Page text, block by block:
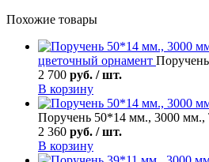
Похожие товары
цветочный орнамент
2 700 руб. / шт.
В корзину
Поручень 50*14 мм., 3000 мм.,
2 360 руб. / шт.
В корзину